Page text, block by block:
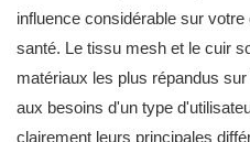
influence considérable sur
santé. Le tissu mesh et le cuir
matériaux les plus répandus
aux besoins d'un type
clairement leurs principales